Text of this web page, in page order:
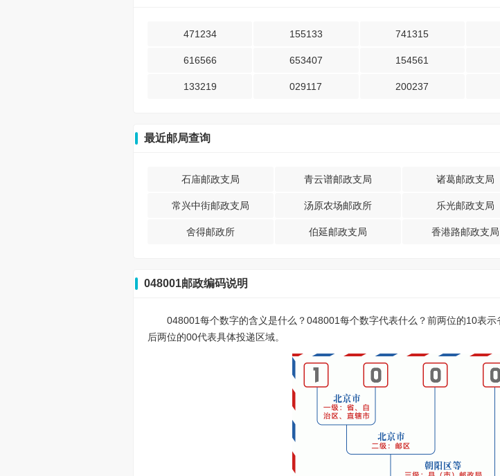
471234 155133 741315
616566 653407 154561
133219 029117 200237
最近邮局查询
石庙邮政支局 青云谱邮政支局 诸葛邮政支局
常兴中街邮政支局 汤原农场邮政所 乐光邮政支局
舍得邮政所 伯延邮政支局 香港路邮政支局
048001邮政编码说明
048001每个数字的含义是什么？048001每个数字代表什么？前两位的10表
后两位的00代表具体投递区域。